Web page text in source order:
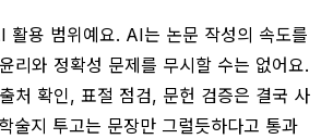
활용 범위예요. AI는 논문 작성의 속도를
리와 정확성 문제를 무시할 수는 없어요.
처 확인, 표절 점검, 문헌 검증은 결국 사
술지 투고는 문장만 그럴듯하다고 통과